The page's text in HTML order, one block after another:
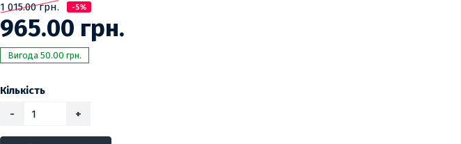
1 015.00 грн. -5%
965.00 грн.
Вигода 50.00 грн.
Кількість
-
+